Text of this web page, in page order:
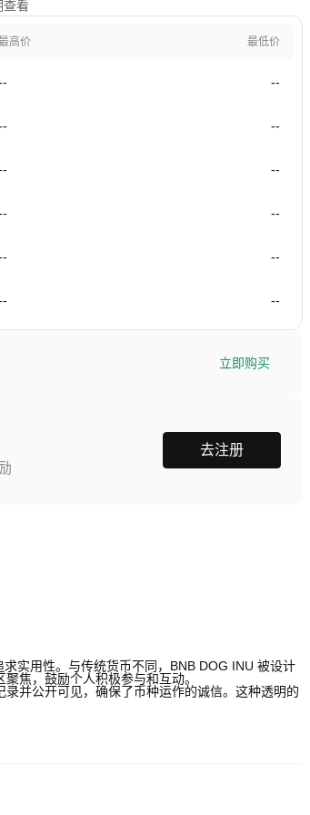
查看
高价 最低价
--
--
--
--
--
--
立即购买
去注册
实用性。与传统货币不同，BNB DOG INU 被设计
焦，鼓励个人积极参与和互动。
并公开可见，确保了币种运作的诚信。这种透明的